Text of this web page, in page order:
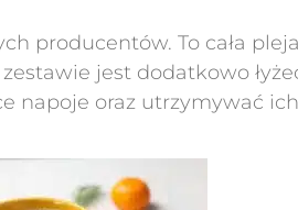
producentów. To cała
jest dodatkowo
napoje oraz utrzymywać